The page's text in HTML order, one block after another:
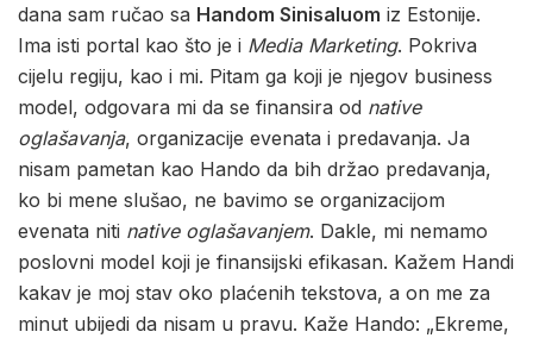
dana sam ručao sa Handom Sinisaluom iz Estonije.
Ima isti portal kao što je i Media Marketing. Pokriva
cijelu regiju, kao i mi. Pitam ga koji je njegov business
model, odgovara mi da se finansira od native
oglašavanja, organizacije evenata i predavanja. Ja
nisam pametan kao Hando da bih držao predavanja,
ko bi mene slušao, ne bavimo se organizacijom
evenata niti native oglašavanjem. Dakle, mi nemamo
poslovni model koji je finansijski efikasan. Kažem Handi
kakav je moj stav oko plaćenih tekstova, a on me za
minut ubijedi da nisam u pravu. Kaže Hando: „Ekreme,